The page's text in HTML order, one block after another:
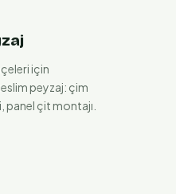
için
peyzaj: çim
çit montajı.